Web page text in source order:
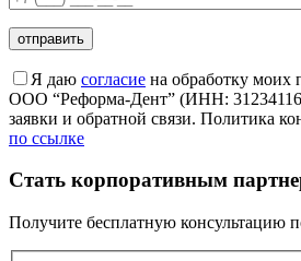
Я даю согласие на обработку моих
ООО “Реформа-Дент” (ИНН:
заявки и обратной связи. Политика
по ссылке
Стать корпоративным
Получите бесплатную консультацию